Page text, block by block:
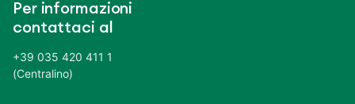
Per informazioni
contattaci al
+39 035 420 411 1
(Centralino)